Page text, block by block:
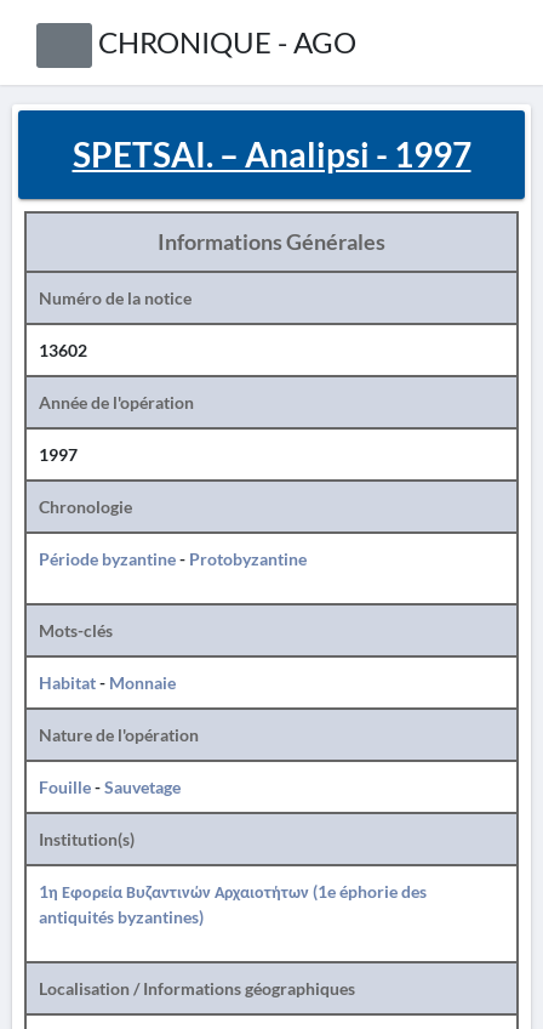
CHRONIQUE - AGO
SPETSAI. – Analipsi - 1997
Informations Générales
Numéro de la notice
13602
Année de l'opération
1997
Chronologie
Période byzantine- Protobyzantine
Mots-clés
Habitat- Monnaie
Nature de l'opération
Fouille-Sauvetage
Institution(s)
1η Εφορεία Βυζαντινών Αρχαιοτήτων (1e éphorie des
antiquités byzantines)
Localisation / Informations géographiques